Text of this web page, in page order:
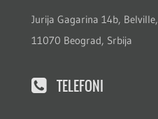
Jurija Gagarina 14b,
11070 Beograd, Srbija
TELEFONI